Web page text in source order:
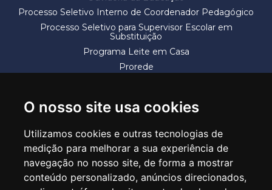
O nosso site usa cookies
Utilizamos cookies e outras tecnologias de
medição para melhorar a sua experiência de
navegação no nosso site, de forma a mostrar
conteúdo personalizado, anúncios direcionados,
Processo Seletivo Interno de Coordenador Pedagógico
Processo Seletivo para Supervisor Escolar em
Substituição
Programa Leite em Casa
Prorede
SECRETARIA DE EDUCAÇÃO